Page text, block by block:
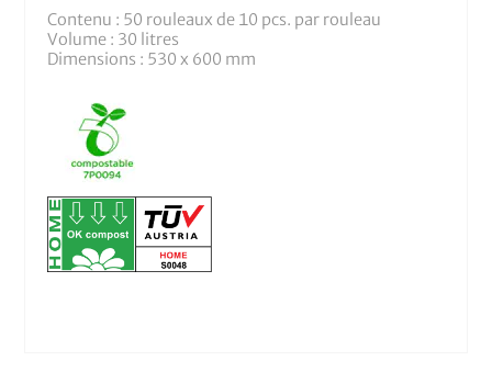
Contenu : 50 rouleaux de 10 pcs. par rouleau
Volume : 30 litres
Dimensions : 530 x 600 mm